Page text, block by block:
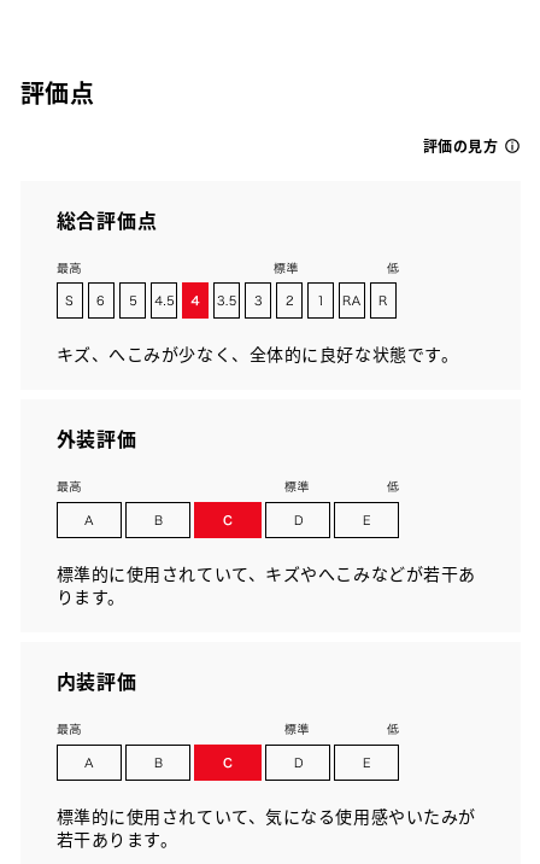
評価点
評価の見方
総合評価点
キズ、へこみが少なく、全体的に良好な状態です。
外装評価
標準的に使用されていて、キズやへこみなどが若干あ
ります。
内装評価
標準的に使用されていて、気になる使用感やいたみが
若干あります。